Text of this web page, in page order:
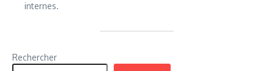
internes.
Rechercher